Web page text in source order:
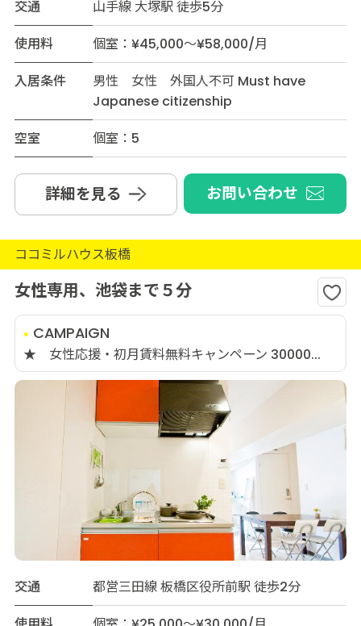
交通
山手線 大塚駅 徒歩5分
使用料
個室：¥45,000～¥58,000/月
入居条件
男性 女性 外国人不可 Must have
Japanese citizenship
空室
個室：5
詳細を見る お問い合わせ
ココミルハウス板橋
女性専用、池袋まで５分
CAMPAIGN
★ 女性応援・初月賃料無料キャンペーン 30000...
交通
都営三田線 板橋区役所前駅 徒歩2分